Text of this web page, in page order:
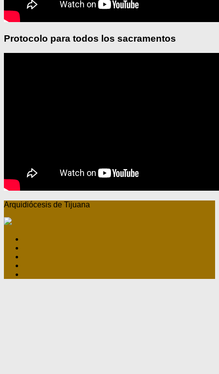
Protocolo para todos los sacramentos
Arquidiócesis de Tijuana